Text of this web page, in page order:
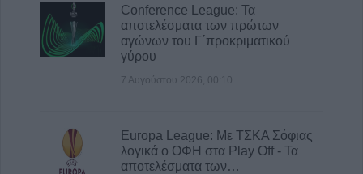
Conference League: Τα
αποτελέσματα των πρώτων
αγώνων του Γ΄προκριματικού
γύρου
7 Αυγούστου 2026, 00:10
Europa League: Με ΤΣΚΑ Σόφιας
λογικά ο ΟΦΗ στα Play Off - Τα
αποτελέσματα των…